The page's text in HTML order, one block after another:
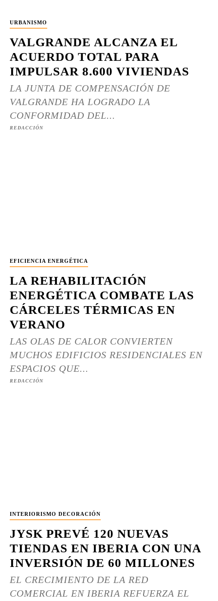
URBANISMO
VALGRANDE ALCANZA EL
ACUERDO TOTAL PARA
IMPULSAR 8.600 VIVIENDAS
LA JUNTA DE COMPENSACIÓN DE
VALGRANDE HA LOGRADO LA
CONFORMIDAD DEL...
REDACCIÓN
EFICIENCIA ENERGÉTICA
LA REHABILITACIÓN
ENERGÉTICA COMBATE LAS
CÁRCELES TÉRMICAS EN
VERANO
LAS OLAS DE CALOR CONVIERTEN
MUCHOS EDIFICIOS RESIDENCIALES EN
ESPACIOS QUE...
REDACCIÓN
INTERIORISMO DECORACIÓN
JYSK PREVÉ 120 NUEVAS
TIENDAS EN IBERIA CON UNA
INVERSIÓN DE 60 MILLONES
EL CRECIMIENTO DE LA RED
COMERCIAL EN IBERIA REFUERZA EL